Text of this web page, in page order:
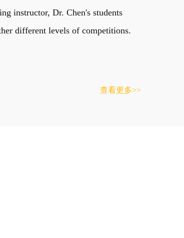
instructor, Dr. Chen's students
different levels of competitions.
查看更多